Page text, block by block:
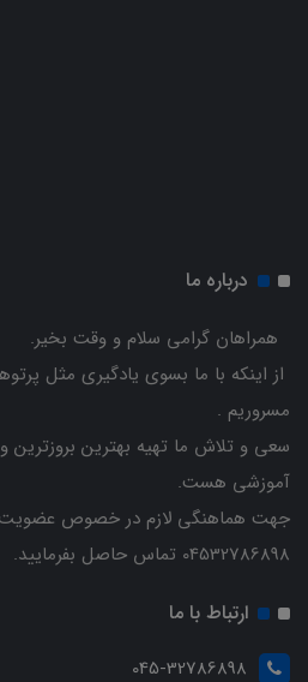
درباره ما
همراهان گرامی سلام و وقت بخیر.
از اینکه با ما بسوی یادگیری مثل
مسروریم .
سعی و تلاش ما تهیه بهترین بروزترین
آموزشی هست.
جهت هماهنگی لازم در خصوص عضویت
04532786898 تماس حاصل بفرمایید.
ارتباط با ما
045-32786898